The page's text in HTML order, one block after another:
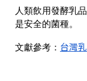
人類飲用發酵乳
是安全的菌種。
文獻參考： 台灣